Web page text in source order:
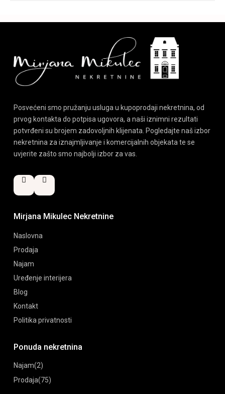
Posvećeni smo pružanju usluga u kupoprodaji nekretnina, od
prvog kontakta do potpisa ugovora, a naši iznimni rezultati
potvrđeni su brojem zadovoljnih klijenata. Pogledajte naš izbor
nekretnina za iznajmljivanje i komercijalnih objekata te se
uvjerite zašto smo najbolji izbor za vas.
Mirjana Mikulec Nekretnine
Naslovna
Prodaja
Najam
Uređenje interijera
Blog
Kontakt
Politika privatnosti
Ponuda nekretnina
Najam(2)
Prodaja(75)